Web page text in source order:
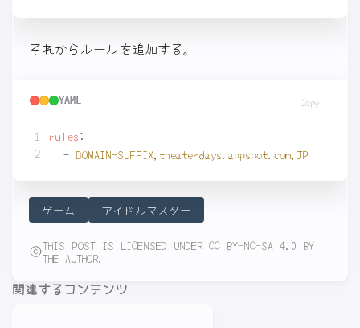
それからルールを追加する。
YAML Copy
2
rules:
- DOMAIN-SUFFIX,theaterdays.appspot.com,JP
ゲーム アイドルマスター
THIS POST IS LICENSED UNDER CC BY-NC-SA 4.0 BY
THE AUTHOR.
関連するコンテンツ